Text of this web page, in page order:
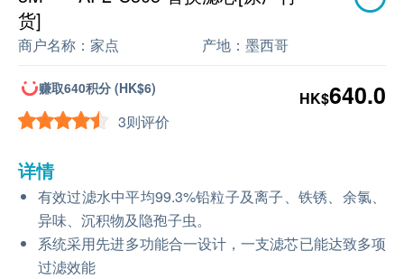
货]
商户名称： 家点 产地： 墨西哥
赚取640积分 (HK$6)
3则评价
HK$640.0
详情
有效过滤水中平均99.3%铅粒子及离子、铁锈、余氯、
异味、沉积物及隐孢子虫。
系统采用先进多功能合一设计，一支滤芯已能达致多项
过滤效能